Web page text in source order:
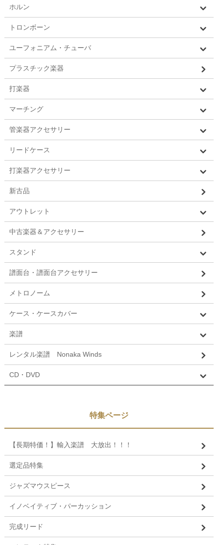
ホルン
トロンボーン
ユーフォニアム・チューバ
プラスチック楽器
打楽器
マーチング
管楽器アクセサリー
リードケース
打楽器アクセサリー
新古品
アウトレット
中古楽器＆アクセサリー
スタンド
譜面台・譜面台アクセサリー
メトロノーム
ケース・ケースカバー
楽譜
レンタル楽譜 Nonaka Winds
CD・DVD
特集ページ
【長期特価！】輸入楽譜 大放出！！！
選定品特集
ジャズマウスピース
イノベイティブ・パーカッション
完成リード